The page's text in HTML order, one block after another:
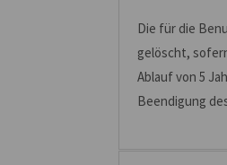
Die für die
gelöscht,
Ablauf von 5
Beendigung